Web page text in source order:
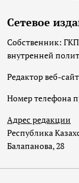
Сетевое
Собственник:
внутренней
Редактор веб-
Номер телефона
Адрес редакции
Республика
Балапанова, 28